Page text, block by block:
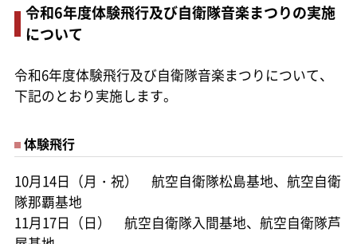
令和6年度体験飛行及び自衛隊音楽まつりの実施
について
令和6年度体験飛行及び自衛隊音楽まつりについて、
下記のとおり実施します。
体験飛行
10月14日（月・祝） 航空自衛隊松島基地、航空自衛
隊那覇基地
11月17日（日） 航空自衛隊入間基地、航空自衛隊芦